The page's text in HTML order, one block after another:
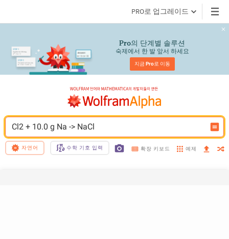
PRO로 업그레이드
Pro의 단계별 솔루션
숙제에서 한 발 앞서 하세요
지금 Pro로 이동
Cl2 + 10.0 g Na -> NaCl
자연어 수학 기호 입력 확장 키보드 예제